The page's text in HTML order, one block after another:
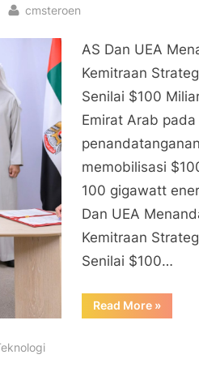
By
cmsteroen
AS Dan UEA
Kemitraan
Senilai $100
Emirat Arab
memobilisasi
100 gigawatt
Dan UEA
Kemitraan
Senilai $100…
Read More“AS
Dan
»